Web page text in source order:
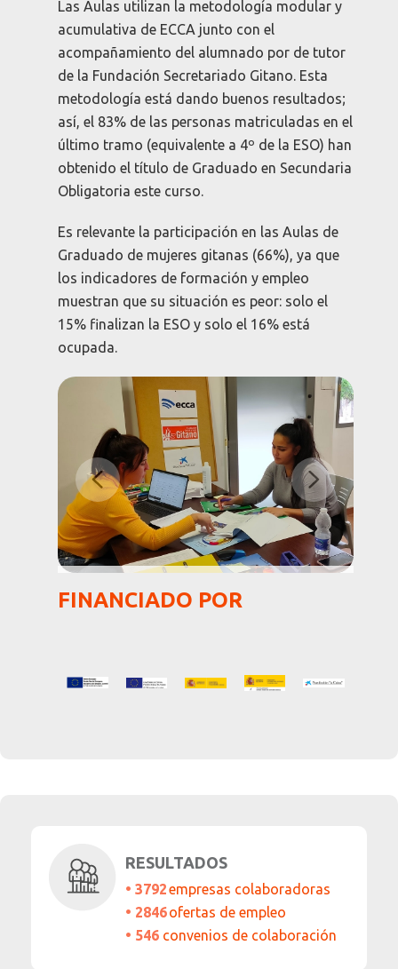
Las Aulas utilizan la metodología modular y
acumulativa de ECCA junto con el
acompañamiento del alumnado por de tutor
de la Fundación Secretariado Gitano. Esta
metodología está dando buenos resultados;
así, el 83% de las personas matriculadas en el
último tramo (equivalente a 4º de la ESO) han
obtenido el título de Graduado en Secundaria
Obligatoria este curso.
Es relevante la participación en las Aulas de
Graduado de mujeres gitanas (66%), ya que
los indicadores de formación y empleo
muestran que su situación es peor: solo el
15% finalizan la ESO y solo el 16% está
ocupada.
FINANCIADO POR
RESULTADOS
• 3792empresas colaboradoras
• 2846ofertas de empleo
• 546 convenios de colaboración